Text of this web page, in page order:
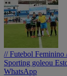
// Futebol Feminino
Sporting goleou
WhatsApp